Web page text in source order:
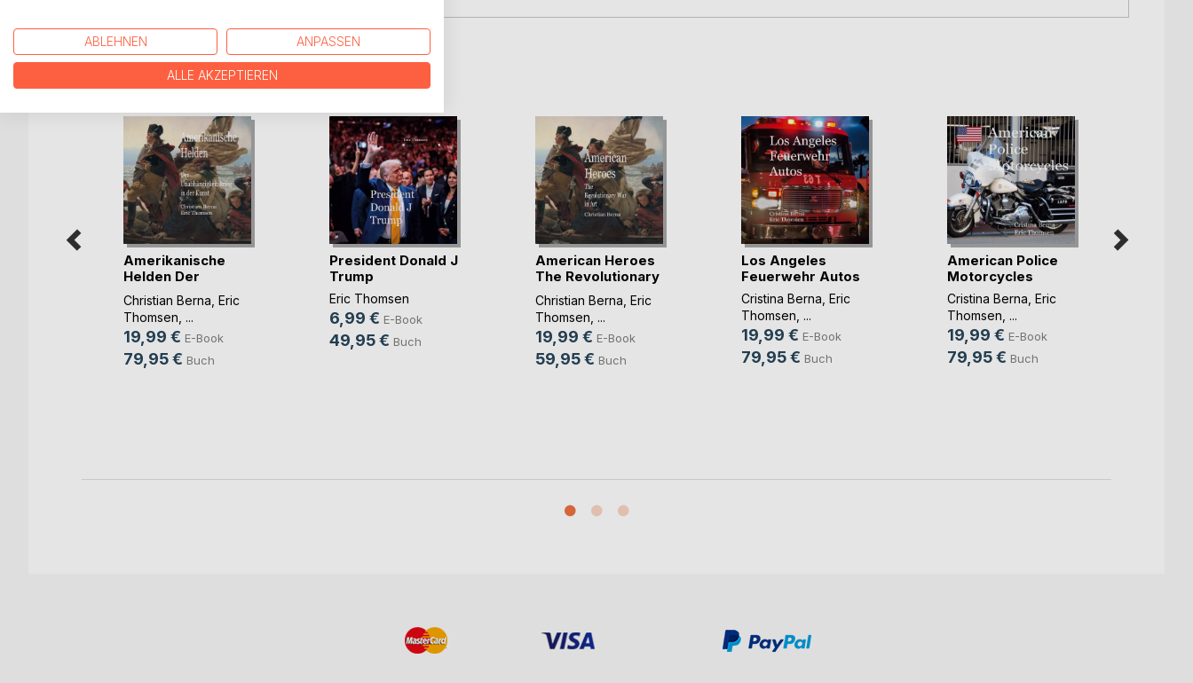
WEITERE TITEL BEI
Amerikanische
Helden Der
Unabhängi(...)
Christian Berna Eric
Thomsen , ...
19,99 € E-Book
79,95 € Buch
President Donald J
Trump
Eric Thomsen
6,99 € E-Book
49,95 € Buch
American Heroes
The Revolutionary
(...)
Christian Berna Eric
Thomsen , ...
19,99 € E-Book
59,95 € Buch
Los Angeles
Feuerwehr Autos
Cristina Berna Eric
Thomsen , ...
19,99 € E-Book
79,95 € Buch
American Police
Motorcycles
Cristina Berna Eric
Thomsen , ...
19,99 € E-Book
79,95 € Buch
ABLEHNEN ANPASSEN
ALLE AKZEPTIEREN